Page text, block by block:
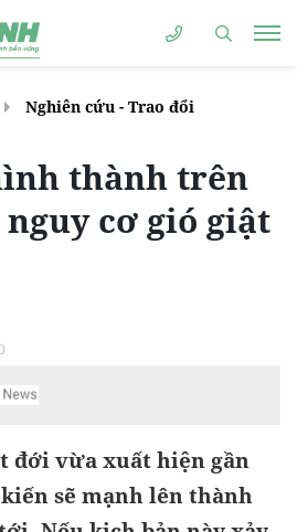
Nghiên cứu - Trao đổi
thành trên
cơ gió giật
đới vừa xuất hiện gần
sẽ mạnh lên thành